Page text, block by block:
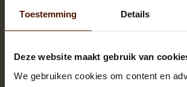
Toestemming Details
Deze website maakt gebruik van
We gebruiken cookies om content en
ca.120x80x120cm. | bloklengte